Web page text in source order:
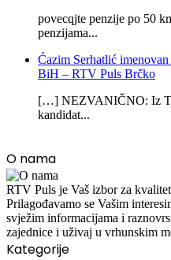
povecqjte penzije po 50
penzijama...
Ćazim Serhatlić
BiH – RTV Puls Brčko
[…] NEZVANIČNO: Iz
kandidat...
O nama
RTV Puls je Vaš izbor za
Prilagođavamo se Vašim
svježim informacijama i
zajednice i uživaj u vrhunskim
Kategorije